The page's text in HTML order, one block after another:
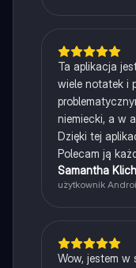
Ta aplikacja
wiele notatek i
niemiecki, a w
Dzięki tej
Polecam ją
Samantha Klich
użytkownik
Wow, jestem w